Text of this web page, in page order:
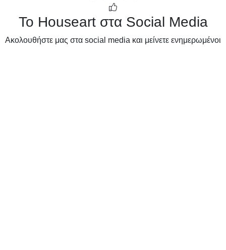
Το Houseart στα Social Media
Ακολουθήστε μας στα social media και μείνετε ενημερωμένοι